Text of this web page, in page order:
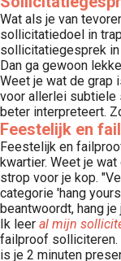
Wat als je van
sollicitatiedoel in
sollicitatiegesprek in
Dan ga gewoon
Weet je wat de grap
voor allerlei subtiele
beter interpreteert.
Feestelijk en
Feestelijk en
kwartier. Weet je
strop voor je kop.
categorie 'hang
beantwoordt, hang
Ik leer al mijn
failproof solliciteren.
is je 2 minuten